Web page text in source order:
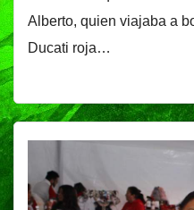
Alberto, quien viajaba a
Ducati roja…